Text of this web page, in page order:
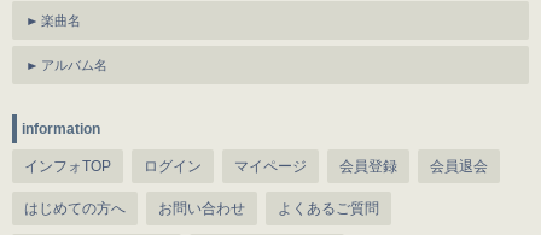
楽曲名
アルバム名
information
インフォTOP ログイン マイページ 会員登録 会員退会
はじめての方へ お問い合わせ よくあるご質問